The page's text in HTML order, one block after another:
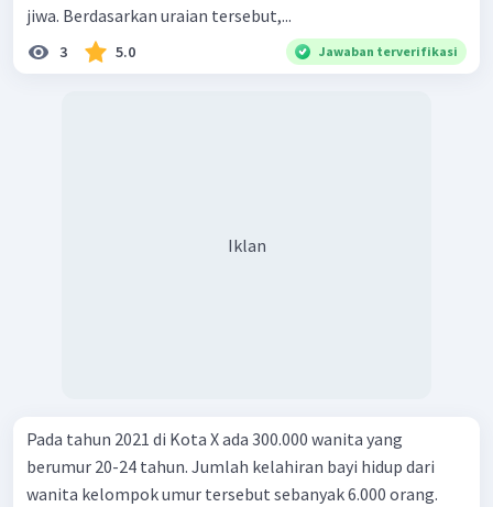
jiwa. Berdasarkan uraian tersebut,...
3 5.0 Jawaban terverifikasi
Iklan
Pada tahun 2021 di Kota X ada 300.000 wanita yang
berumur 20-24 tahun. Jumlah kelahiran bayi hidup dari
wanita kelompok umur tersebut sebanyak 6.000 orang.